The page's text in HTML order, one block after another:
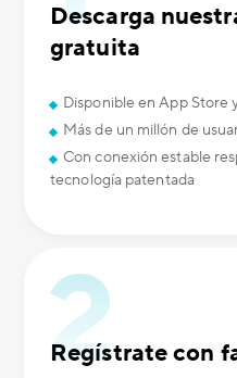
Descarga
gratuita
Disponible en App Store
Más de un millón de
Con conexión estable
tecnología patentada
Regístrate con